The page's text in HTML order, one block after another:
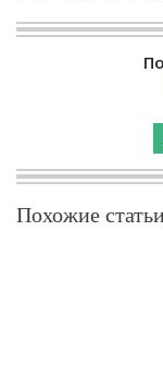
Похожие статьи